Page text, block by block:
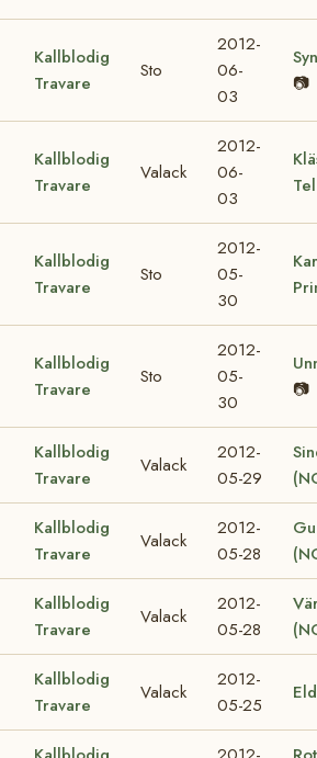
Kallblodig
Travare
Sto
2012-
06-
03
📷
Kallblodig
Travare
Valack
2012-
06-
03
Kallblodig
Travare
Sto
2012-
05-
30
Kallblodig
Travare
Sto
2012-
05-
30
📷
Kallblodig
Travare
Valack
2012-
05-29
Kallblodig
Travare
Valack
2012-
05-28
Kallblodig
Travare
Valack
2012-
05-28
Kallblodig
Travare
Valack
2012-
05-25